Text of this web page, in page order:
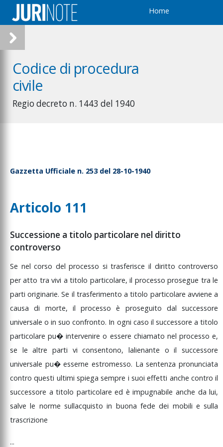
Home
Codice di procedura
civile
Regio decreto n. 1443 del 1940
Gazzetta Ufficiale n. 253 del 28-10-1940
Articolo 111
Successione a titolo particolare nel diritto
controverso
Se nelcorso delprocesso sitrasferisce il dirittocontroverso
peratto travivi atitolo particolare,il processoprosegue trale
partioriginarie.Se il trasferimentoatitolo particolare avvienea
causadi morte, il processoè proseguito dal successore
universaleoinsuoconfronto. In ogni caso il successore atitolo
particolarepu�intervenireo essere chiamato nel processo e,
se lealtreparti viconsentono,lalienante oilsuccessore
universale pu�esserneestromesso. Lasentenzapronunciata
controquesti ultimi spiegasempre i suoieffetti anche controil
successore atitolo particolareed èimpugnabile anche dalui,
salvele norme sullacquistoin buona fededei mobili esulla
trascrizione
...